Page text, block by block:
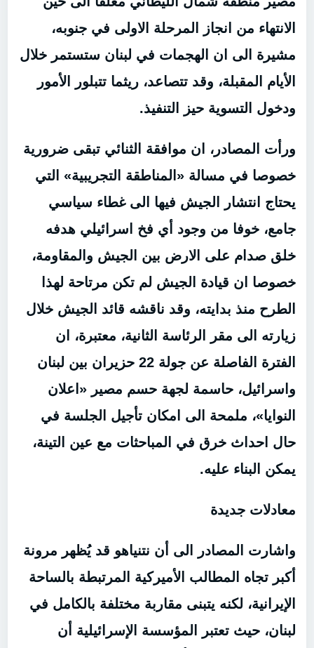
الانتهاء من انجاز المرحلة الاولى في جنوبه،
مشيرة الى ان الهجمات في لبنان ستستمر خلال
الأيام المقبلة، وقد تتصاعد، ريثما تتبلور الأمور
ودخول التسوية حيز التنفيذ.
ورأت المصادر، ان موافقة الثنائي تبقى ضرورية
خصوصا في مسالة «المناطقة التجريبية» التي
يحتاج انتشار الجيش فيها الى غطاء سياسي
جامع، خوفا من وجود أي فخ اسرائيلي هدفه
خلق صدام على الارض بين الجيش والمقاومة،
خصوصا ان قيادة الجيش لم تكن مرتاحة لهذا
الطرح منذ بدايته، وقد ناقشه قائد الجيش خلال
زيارته الى مقر الرئاسة الثانية، معتبرة، ان
الفترة الفاصلة عن جولة 22 حزيران بين لبنان
واسرائيل، حاسمة لجهة حسم مصير «اعلان
النوايا»، ملمحة الى امكان تأجيل الجلسة في
حال احداث خرق في المباحثات مع عين التينة،
يمكن البناء عليه.
معادلات جديدة
واشارت المصادر الى أن نتنياهو قد يُظهر مرونة
أكبر تجاه المطالب الأميركية المرتبطة بالساحة
الإيرانية، لكنه يتبنى مقاربة مختلفة بالكامل في
لبنان، حيث تعتبر المؤسسة الإسرائيلية أن